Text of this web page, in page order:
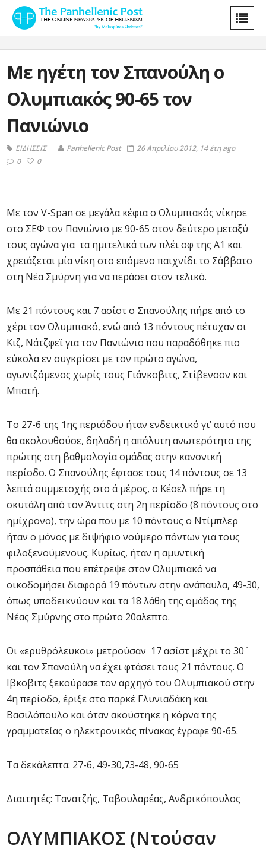
Με ηγέτη τον Σπανούλη ο
Ολυμπιακός 90-65 τον
Πανιώνιο
ΕΙΔΗΣΕΙΣ Panhellenic Post
26 Απριλίου 2012, 14 έτη ago
0
0
Με τον V-Span σε μεγάλα κέφια ο Ολυμπιακός νίκησε
στο ΣΕΦ τον Πανιώνιο με 90-65 στον δεύτερο μεταξύ
τους αγώνα για τα ημιτελικά των πλέι οφ της Α1 και
χρειάζεται μία νίκη στο επόμενο παιχνίδι το Σάββατο
στη Νέα Σμύρνη για να περάσει στον τελικό.
Με 21 πόντους και 7 ασίστ ο Σπανούλης πήρε από το
χέρι τον Ολυμπιακό, ενώ από 13 πόντους πέτυχαν οι
Κιζ, Νάτζφεϊ για τον Πανιώνιο που παραδόθηκε πιο
εύκολα εν συγκρίσει με τον πρώτο αγώνα,
αγωνιζόμενος χωρίς τους Γιάνκοβιτς, Στίβενσον και
Μπατή.
Το 27-6 της 1ης περιόδου ήταν ενδεικτικό γι’ αυτό που
θα ακολουθούσε, δηλαδή η απόλυτη ανωτερότητα της
πρώτης στη βαθμολογία ομάδας στην κανονική
περίοδο. Ο Σπανούλης έφτασε τους 14 πόντους σε 13
λεπτά συμμετοχής στο ά μέρος, ο Κέσελ πήρε τη
σκυτάλη από τον Άντιτς στη 2η περίοδο (8 πόντους στο
ημίχρονο), την ώρα που με 10 πόντους ο Ντίμπλερ
ήταν ο μόνος με διψήφιο νούμερο πόντων για τους
φιλοξενούμενους. Κυρίως, ήταν η αμυντική
προσπάθεια που επέτρεψε στον Ολυμπιακό να
οικοδομήσει διαφορά 19 πόντων στην ανάπαυλα, 49-30,
όπως υποδεικνύουν και τα 18 λάθη της ομάδας της
Νέας Σμύρνης στο πρώτο 20αλεπτο.
Οι «ερυθρόλευκοι» μετρούσαν 17 ασίστ μέχρι το 30΄
και τον Σπανούλη να έχει φτάσει τους 21 πόντους. Ο
Ιβκοβιτς ξεκούρασε τον αρχηγό του Ολυμπιακού στην
4η περίοδο, έριξε στο παρκέ Γλυνιαδάκη και
Βασιλόπουλο και όταν ακούστηκε η κόρνα της
γραμματείας ο ηλεκτρονικός πίνακας έγραφε 90-65.
Τα δεκάλεπτα: 27-6, 49-30,73-48, 90-65
Διαιτητές: Τανατζής, Ταβουλαρέας, Ανδρικόπουλος
ΟΛΥΜΠΙΑΚΟΣ (Ντούσαν